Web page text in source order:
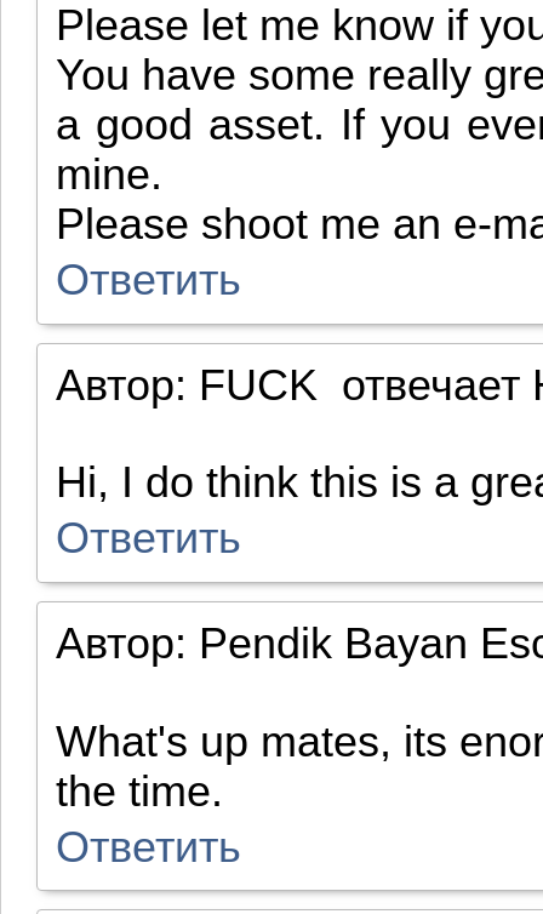
Please let me know if
You have some really
a good asset. If you
mine.
Please shoot me an e-
Ответить
Автор: FUCK отвечает
Hi, I do think this is a
Ответить
Автор: Pendik Bayan
What's up mates, its
the time.
Ответить